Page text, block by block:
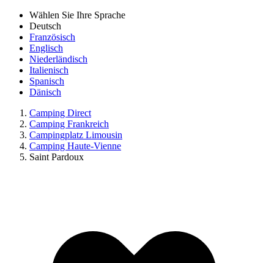
Wählen Sie Ihre Sprache
Deutsch
Französisch
Englisch
Niederländisch
Italienisch
Spanisch
Dänisch
Camping Direct
Camping Frankreich
Campingplatz Limousin
Camping Haute-Vienne
Saint Pardoux